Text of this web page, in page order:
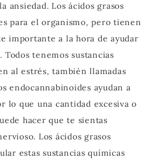
ansiedad. Los ácidos grasos
para el organismo, pero tienen
importante a la hora de ayudar
tenemos sustancias
al estrés, también llamadas
endocannabinoides ayudan a
lo que una cantidad excesiva o
hacer que te sientas
Los ácidos grasos
estas sustancias químicas